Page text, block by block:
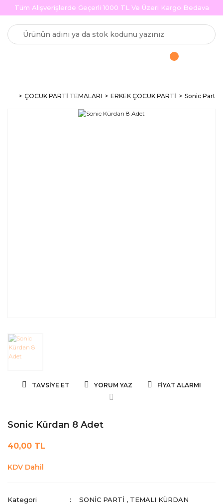
Tüm Alışverişlerde Geçerli 1000 TL Ve Üzeri Kargo Bedava
ÇOCUK PARTİ TEMALARI ERKEK ÇOCUK PARTİ Sonic Parti
TAVSIYE ET YORUM YAZ FIYAT ALARMI
Sonic Kürdan 8 Adet
40,00 TL
KDV Dahil
Kategori SONIC PARTI , TEMALI KÜRDAN